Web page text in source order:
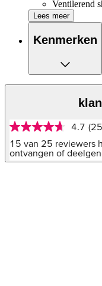
Ventilerend
Ervaar
materiaal
Hoe
elementen
Lees meer
Kenmerken
4.7
van
5
sterren,
4.7
15 van 25 reviewers
ontvangen of